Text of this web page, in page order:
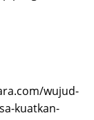
wujud-
kuatkan-